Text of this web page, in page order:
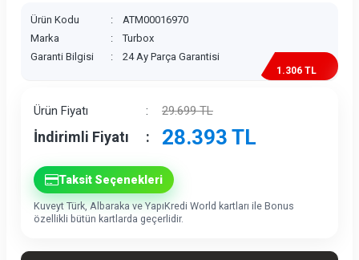
Ürün Kodu :
ATM00016970
Marka
:
Turbox
Garanti Bilgisi
: 24 Ay Parça Garantisi
1.306 TL
Ürün Fiyatı : 29.699TL
İndirimli Fiyatı : 28.393 TL
Taksit Seçenekleri
Kuveyt Türk, Albaraka ve YapıKredi World kartları ile Bonus
özellikli bütün kartlarda geçerlidir.